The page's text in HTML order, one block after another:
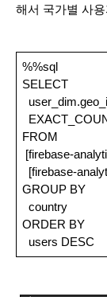
해서 국가별 사
%%sql
SELECT
FROM
[firebase-
[firebase-
GROUP BY
country
ORDER BY
users DESC